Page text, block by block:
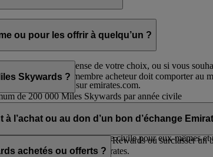
en vous connectant sur emirates.com.
ou pour les offrir à quelqu’un ?
obtenir la récompense de votre choix, ou si vous
. Le compte d’un membre acheteur doit comporter au
de 200 000 Miles Skywards par année civile
au prix de 30 USD par tranche de 1 000 Miles
Skywards ?
offrir à quelqu’un par tranches de 1 000, à partir de 2
000 Miles Skywards par année civile pour eux-
Miles Skywards par année civile pour eux-mêmes et
l’achat ou au don d’un bon d’échange
pour réserver un vol Classic Rewards ou surclasser
des produits et services Emirates.
achetés ou offerts ?